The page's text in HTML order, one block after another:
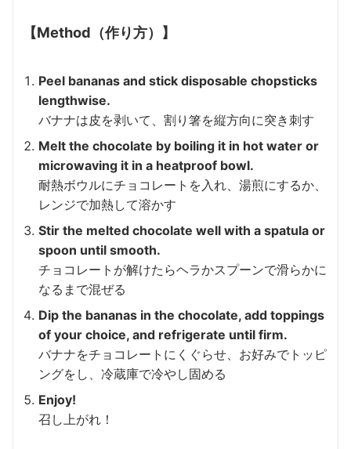
【Method（作り方）】
Peel bananas and stick disposable chopsticks
lengthwise.
バナナは皮を剥いて、割り箸を縦方向に突き刺す
Melt the chocolate by boiling it in hot water or
microwaving it in a heatproof bowl.
耐熱ボウルにチョコレートを入れ、湯煎にするか、
レンジで加熱して溶かす
Stir the melted chocolate well with a spatula or
spoon until smooth.
チョコレートが解けたらヘラかスプーンで滑らかに
なるまで混ぜる
Dip the bananas in the chocolate, add toppings
of your choice, and refrigerate until firm.
バナナをチョコレートにくぐらせ、お好みでトッピ
ングをし、冷蔵庫で冷やし固める
Enjoy!
召し上がれ！